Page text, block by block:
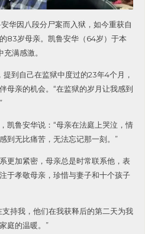
华因八段分尸案而入狱，如今重获自
83岁母亲。凯鲁安华（64岁）于本
满感激。
到自己在监狱中度过的23年4个月，
母亲的机会。“在监狱的岁月让我感到
凯鲁安华说：“母亲在法庭上哭泣，情
到无比痛苦，无法忘记那一刻。”
更加紧密，母亲总是时常联系他，表
于孝敬母亲，珍惜与妻子和十个孩子
持我，他们在我获释后的第二天为我
庭的温暖。”